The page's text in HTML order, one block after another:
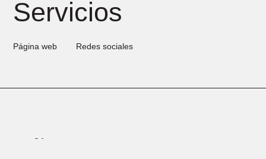
Servicios
Página web Redes sociales
Año